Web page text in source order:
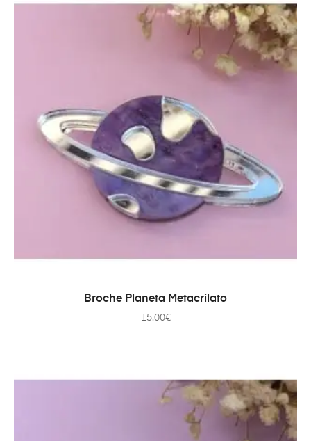
AÑADIR AL CARRITO
Broche Planeta Metacrilato
15.00€